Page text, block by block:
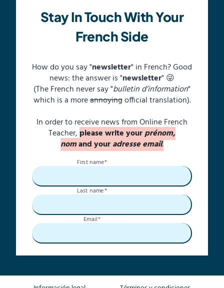
Stay In Touch With Your
French Side
How do you say "newsletter" in French? Good
news: the answer is "newsletter" 😜
(The French never say "bulletin d’information"
which is a moreannoyingofficial translation).
In order to receive news from Online French
Teacher, please write yourprénom,
nomand youradresse email.
First name*
Last name*
Email*